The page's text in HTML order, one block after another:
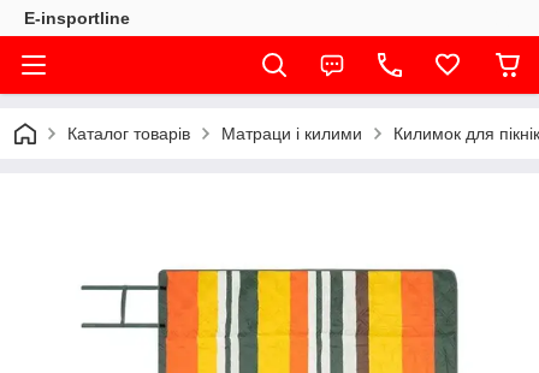
E-insportline
Каталог товарів Матраци і килими Килимок для